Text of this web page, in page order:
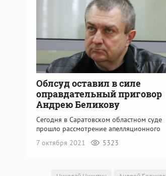
Облсуд оставил в силе
оправдательный приговор
Андрею Беликову
Сегодня в Саратовском областном суде
прошло рассмотрение апелляционного
7 октября 2021
5323